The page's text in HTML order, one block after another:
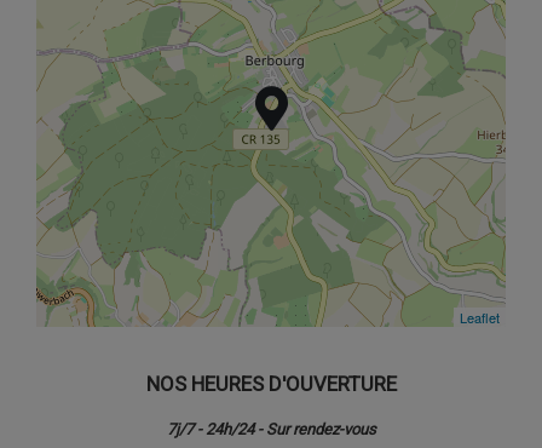
Leaflet
Leaflet
NOS HEURES D'OUVERTURE
7j/7 - 24h/24 - Sur rendez-vous